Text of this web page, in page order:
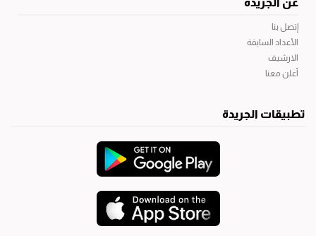
عن الجريدة
إتصل بنا
الأعداد السابقة
الارشيف
أعلن معنا
تطبيقات الجريدة